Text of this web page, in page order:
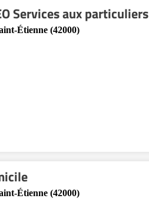
Services aux particuliers
Étienne (42000)
Étienne (42000)